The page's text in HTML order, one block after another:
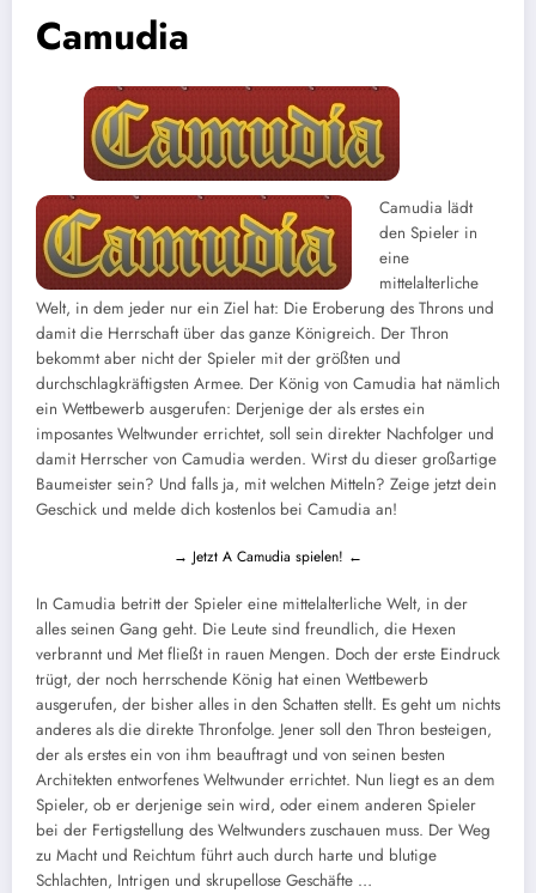
Camudia
Camudia lädt
den Spieler in
eine
mittelalterliche
Welt, in dem jeder nur ein Ziel hat: Die Eroberung des Throns und
damit die Herrschaft über das ganze Königreich. Der Thron
bekommt aber nicht der Spieler mit der größten und
durchschlagkräftigsten Armee. Der König von Camudia hat nämlich
ein Wettbewerb ausgerufen: Derjenige der als erstes ein
imposantes Weltwunder errichtet, soll sein direkter Nachfolger und
damit Herrscher von Camudia werden. Wirst du dieser großartige
Baumeister sein? Und falls ja, mit welchen Mitteln? Zeige jetzt dein
Geschick und melde dich kostenlos bei Camudia an!
→ Jetzt A Camudia spielen! ←
In Camudia betritt der Spieler eine mittelalterliche Welt, in der
alles seinen Gang geht. Die Leute sind freundlich, die Hexen
verbrannt und Met fließt in rauen Mengen. Doch der erste Eindruck
trügt, der noch herrschende König hat einen Wettbewerb
ausgerufen, der bisher alles in den Schatten stellt. Es geht um nichts
anderes als die direkte Thronfolge. Jener soll den Thron besteigen,
der als erstes ein von ihm beauftragt und von seinen besten
Architekten entworfenes Weltwunder errichtet. Nun liegt es an dem
Spieler, ob er derjenige sein wird, oder einem anderen Spieler
bei der Fertigstellung des Weltwunders zuschauen muss. Der Weg
zu Macht und Reichtum führt auch durch harte und blutige
Schlachten, Intrigen und skrupellose Geschäfte …